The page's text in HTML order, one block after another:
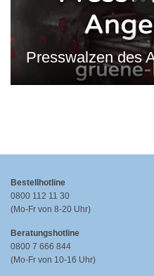
Bestellhotline
0800 112 11 30
(Mo-Fr von 8-20 Uhr)
Beratungshotline
0800 7 666 844
(Mo-Fr von 10-16 Uhr)